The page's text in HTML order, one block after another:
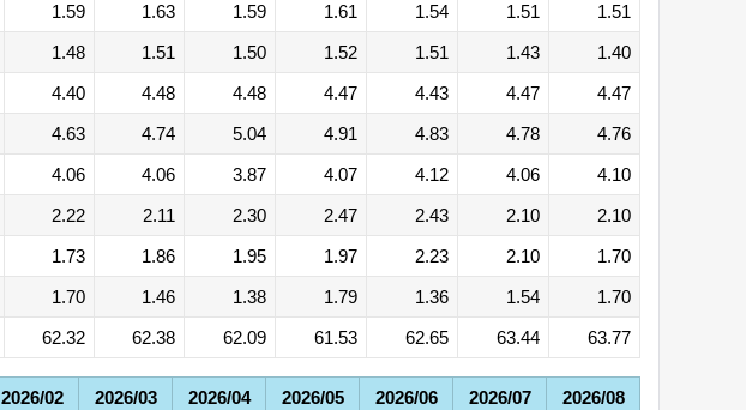
1.59 1.63 1.59 1.61 1.54 1.51
1.51
1.48 1.51 1.50 1.52 1.51 1.43
1.40
4.40 4.48 4.48 4.47 4.43 4.47
4.47
4.63 4.74 5.04 4.91 4.83 4.78
4.76
4.06 4.06 3.87 4.07 4.12 4.06
4.10
2.22 2.11 2.30 2.47 2.43 2.10
2.10
1.73 1.86 1.95 1.97 2.23 2.10
1.70
1.70 1.46 1.38 1.79 1.36 1.54
1.70
62.32 62.38 62.09 61.53 62.65 63.44 63.77
2026/02 2026/03 2026/04 2026/05 2026/06 2026/07
2026/08